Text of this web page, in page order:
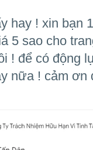
hay ! xin bạn
5 sao cho
! để có động
nữa ! cảm ơn